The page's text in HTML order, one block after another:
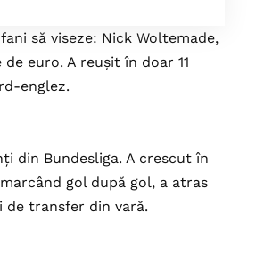
să viseze: Nick Woltemade,
euro. A reușit în doar 11
englez.
din Bundesliga. A crescut în
gol după gol, a atras
transfer din vară.